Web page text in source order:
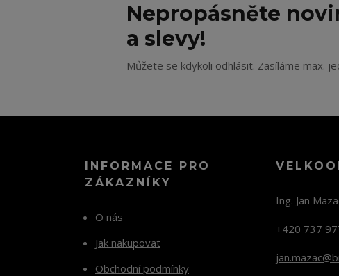
Nepropásněte
a slevy!
Můžete se kdykoli odhlásit. Zasíláme max.
INFORMACE PRO
ZÁKAZNÍKY
O nás
Jak nakupovat
Obchodní podmínky
Ing. Jan
+420 737